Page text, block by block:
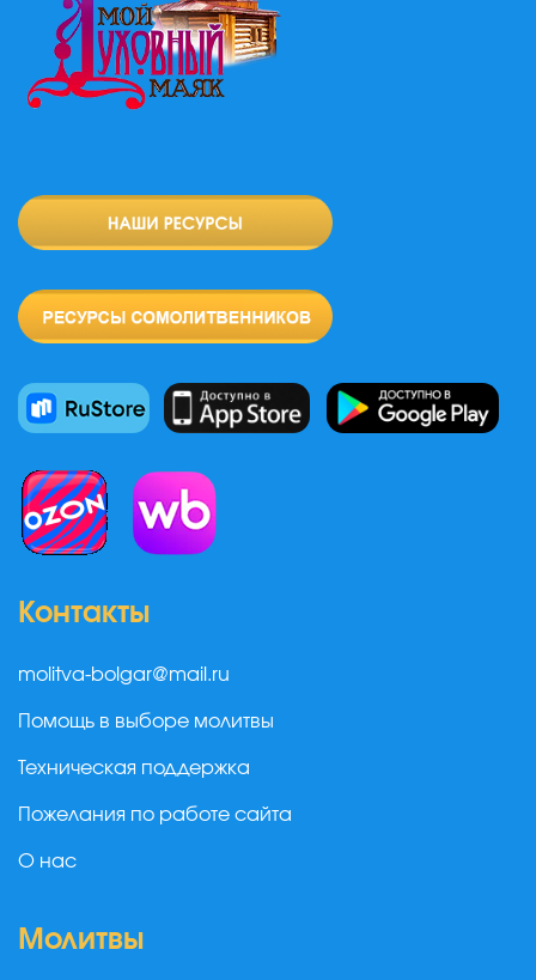
Контакты
molitva-bolgar@mail.ru
Помощь в выборе молитвы
Техническая поддержка
Пожелания по работе сайта
О нас
Молитвы